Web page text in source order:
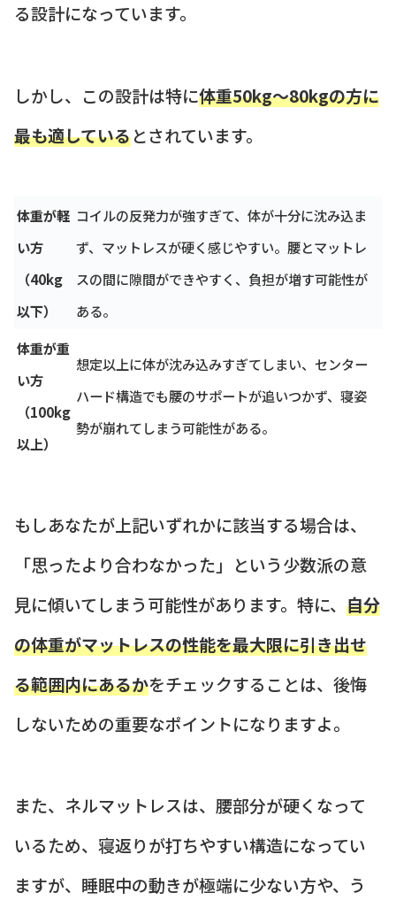
る設計になっています。
しかし、この設計は特に体重50kg〜80kgの方に
最も適しているとされています。
体重が軽
い方
（40kg
以下）
コイルの反発力が強すぎて、体が十分に沈み込ま
ず、マットレスが硬く感じやすい。腰とマットレ
スの間に隙間ができやすく、負担が増す可能性が
ある。
体重が重
い方
（100kg
以上）
想定以上に体が沈み込みすぎてしまい、センター
ハード構造でも腰のサポートが追いつかず、寝姿
勢が崩れてしまう可能性がある。
もしあなたが上記いずれかに該当する場合は、
「思ったより合わなかった」という少数派の意
見に傾いてしまう可能性があります。特に、 自分
の体重がマットレスの性能を最大限に引き出せ
る範囲内にあるかをチェックすることは、後悔
しないための重要なポイントになりますよ。
また、ネルマットレスは、腰部分が硬くなって
いるため、寝返りが打ちやすい構造になってい
ますが、睡眠中の動きが極端に少ない方や、う